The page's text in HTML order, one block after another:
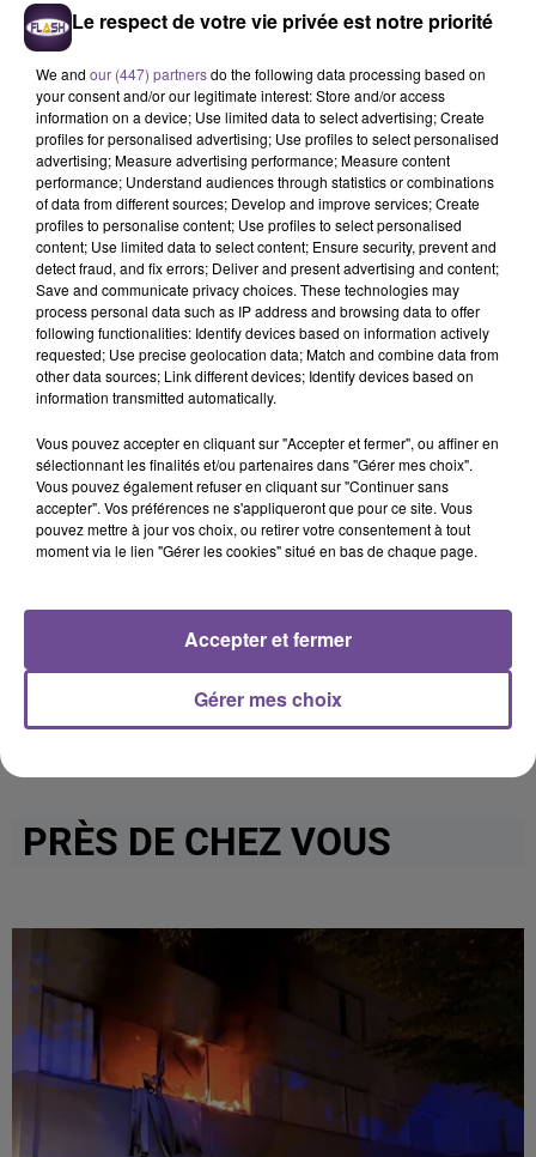
TEDDY SWIMS
Mr Know It All
M.POKORA
Les Planètes
ORIA
Soirée Mondaine
16h43
16h43
TOM WALKER
Leave A Light On
16h41
16h41
JOSEPH KAMEL
Crash
16h36
16h36
VITAA ET SLIMANE
De L'or
Cet élément est masqué compte-tenu du refus du
dépôt de cookies que vous avez exprimé. Si vous
en cliquant sur le bouton ci-dessous.
PRÈS DE CHEZ VOUS
Le respect de votre vie privée est notre priorité
We and our (447) partnersdo the following data processing based on
your consent and/or our legitimate interest: Store and/or access
information on a device; Use limited data to select advertising; Create
profiles for personalised advertising; Use profiles to select personalised
advertising; Measure advertising performance; Measure content
performance; Understand audiences through statistics or combinations
of data from different sources; Develop and improve services; Create
profiles to personalise content; Use profiles to select personalised
content; Use limited data to select content; Ensure security, prevent and
detect fraud, and fix errors; Deliver and present advertising and content;
Save and communicate privacy choices. These technologies may
process personal data such as IP address and browsing data to offer
following functionalities: Identify devices based on information actively
requested; Use precise geolocation data; Match and combine data from
other data sources; Link different devices; Identify devices based on
information transmitted automatically.
Vous pouvez accepter en cliquant sur "Accepter et fermer", ou affiner en
sélectionnant les finalités et/ou partenaires dans "Gérer mes choix".
Vous pouvez également refuser en cliquant sur "Continuer sans
accepter". Vos préférences ne s'appliqueront que pour ce site. Vous
pouvez mettre à jour vos choix, ou retirer votre consentement à tout
moment via le lien "Gérer les cookies" situé en bas de chaque page.
Gérer mes choix
Accepter et fermer